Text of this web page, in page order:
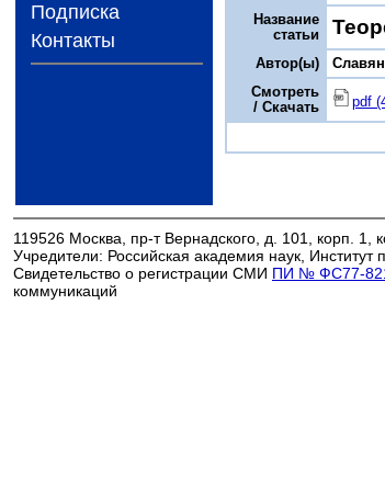
Подписка
Контакты
Название
статьи
Автор(ы)
Смотреть
/ Скачать
pdf
119526 Москва, пр-т Вернадского, д. 101, корп. 1,
Учредители: Российская академия наук,
Свидетельство о регистрации СМИ ПИ № ФС77-
коммуникаций